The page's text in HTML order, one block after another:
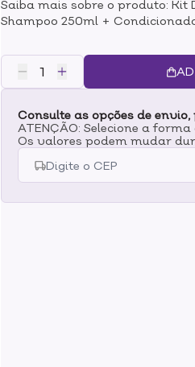
Saiba mais sobre o produto: Kit
Shampoo 250ml +
kit contém:1 Shampoo 250ml1
uso: Shampoo: Comece a
quantidade nas mãos e
necessário. Condicionador:
Espalhe bem, enluvando todos
Consulte as opções de
ATENÇÃO: Selecione a
Os valores podem mudar